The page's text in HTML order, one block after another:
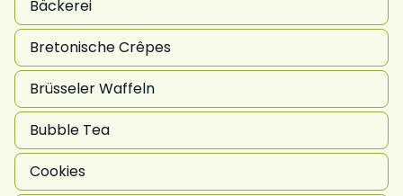
Bäckerei
Bretonische Crêpes
Brüsseler Waffeln
Bubble Tea
Cookies